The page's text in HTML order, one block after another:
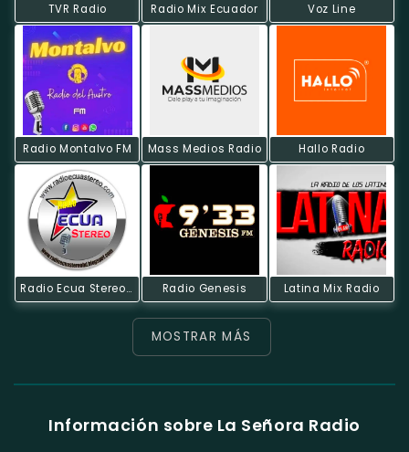
TVR Radio Radio Mix Ecuador Voz Line
Radio Montalvo FM Mass Medios Radio Hallo Radio
Radio Ecua Stereo HD Radio Genesis Latina Mix Radio
MOSTRAR MÁS
Información sobre La Señora Radio